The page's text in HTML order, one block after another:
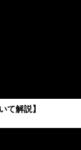
て解説】